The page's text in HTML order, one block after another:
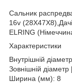
Сальник
16v
ELRING
Характеристики
Внутрішній
Зовнішній
Ширина (мм): 8